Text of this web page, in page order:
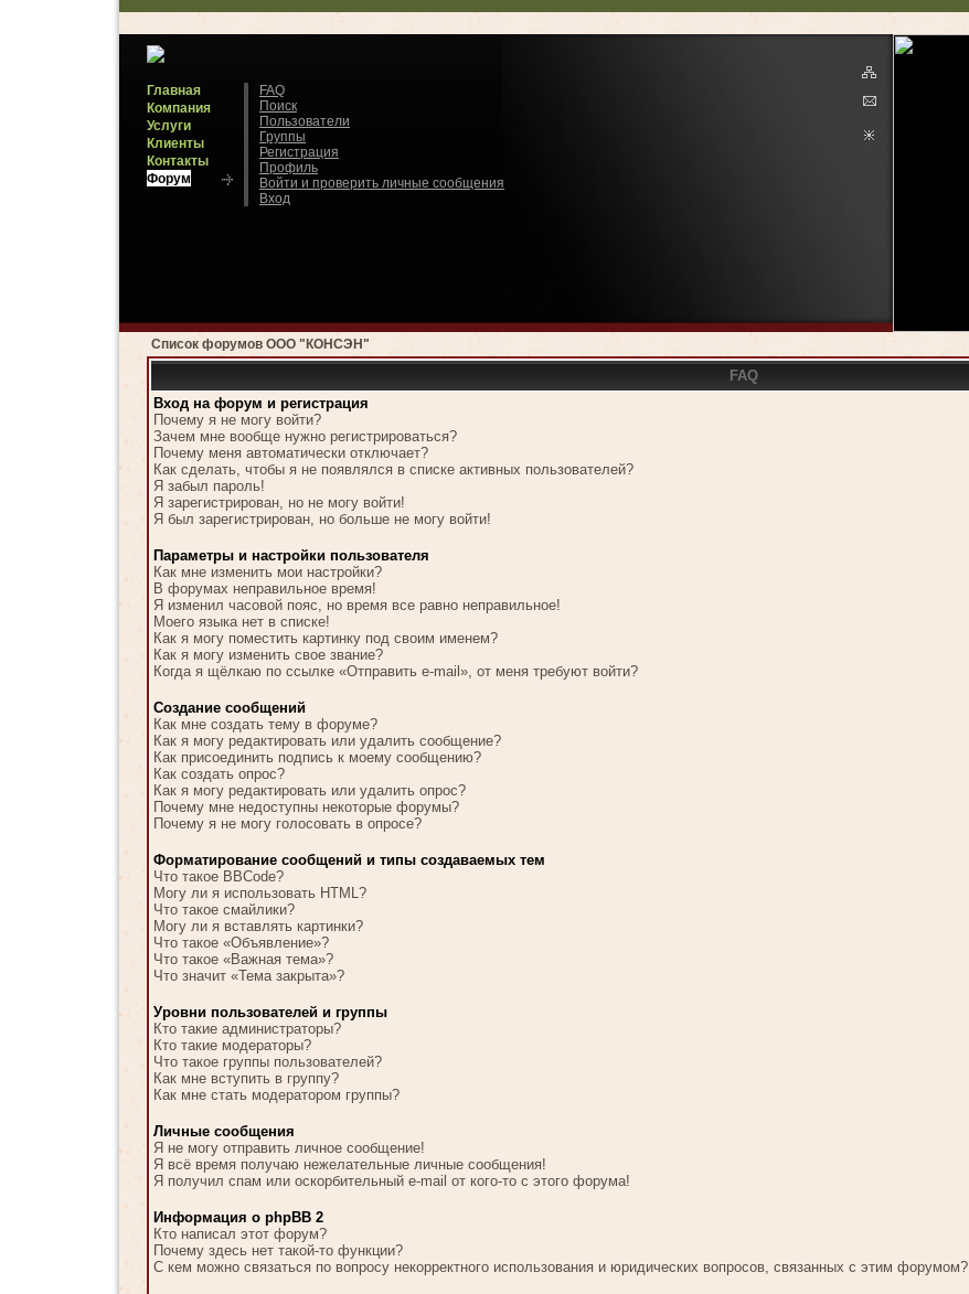
Главная
Компания
Услуги
Клиенты
Контакты
Форум
FAQ
Поиск
Пользователи
Группы
Регистрация
Профиль
Войти и проверить личные сообщения
Вход
Список форумов ООО "КОНСЭН"
FAQ
Вход на форум и регистрация
Почему я не могу войти?
Зачем мне вообще нужно регистрироваться?
Почему меня автоматически отключает?
Как сделать, чтобы я не появлялся в списке активных пользователей?
Я забыл пароль!
Я зарегистрирован, но не могу войти!
Я был зарегистрирован, но больше не могу войти!
Параметры и настройки пользователя
Как мне изменить мои настройки?
В форумах неправильное время!
Я изменил часовой пояс, но время все равно неправильное!
Моего языка нет в списке!
Как я могу поместить картинку под своим именем?
Как я могу изменить свое звание?
Когда я щёлкаю по ссылке «Отправить e-mail», от меня требуют войти?
Создание сообщений
Как мне создать тему в форуме?
Как я могу редактировать или удалить сообщение?
Как присоединить подпись к моему сообщению?
Как создать опрос?
Как я могу редактировать или удалить опрос?
Почему мне недоступны некоторые форумы?
Почему я не могу голосовать в опросе?
Форматирование сообщений и типы создаваемых тем
Что такое BBCode?
Могу ли я использовать HTML?
Что такое смайлики?
Могу ли я вставлять картинки?
Что такое «Объявление»?
Что такое «Важная тема»?
Что значит «Тема закрыта»?
Уровни пользователей и группы
Кто такие администраторы?
Кто такие модераторы?
Что такое группы пользователей?
Как мне вступить в группу?
Как мне стать модератором группы?
Личные сообщения
Я не могу отправить личное сообщение!
Я всё время получаю нежелательные личные сообщения!
Я получил спам или оскорбительный e-mail от кого-то с этого форума!
Информация о phpBB 2
Кто написал этот форум?
Почему здесь нет такой-то функции?
С кем можно связаться по вопросу некорректного использования и юридических вопросов, связанных с этим форумом?